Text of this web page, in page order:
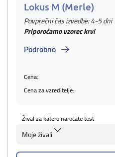
Lokus M (Merle)
Povprečni čas izvedbe: 4-5 dni
Priporočamo vzorec krvi
Podrobno
Cena:
Cena za vzreditelje:
Žival za katero naročate test
Moje živali